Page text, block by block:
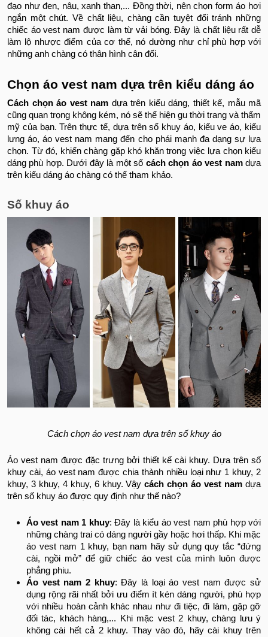
đạo như đen, nâu, xanh than,... Đồng thời, nên chọn form áo hơi
ngắn một chút. Về chất liệu, chàng cần tuyệt đối tránh những
chiếc áo vest nam được làm từ vải bóng. Đây là chất liệu rất dễ
làm lộ nhược điểm của cơ thể, nó dường như chỉ phù hợp với
những anh chàng có thân hình cân đối.
Chọn áo vest nam dựa trên kiểu dáng áo
Cách chọn áo vest nam dựa trên kiểu dáng, thiết kế, mẫu mã
cũng quan trọng không kém, nó sẽ thể hiện gu thời trang và thẩm
mỹ của bạn. Trên thực tế, dựa trên số khuy áo, kiểu ve áo, kiểu
lưng áo, áo vest nam mang đến cho phái mạnh đa dạng sự lựa
chọn. Từ đó, khiến chàng gặp khó khăn trong việc lựa chọn kiểu
dáng phù hợp. Dưới đây là một số cách chọn áo vest namdựa
trên kiểu dáng áo chàng có thể tham khảo.
Số khuy áo
Cách chọn áo vest nam dựa trên số khuy áo
Áo vest nam được đặc trưng bởi thiết kế cài khuy. Dựa trên số
khuy cài, áo vest nam được chia thành nhiều loại như 1 khuy, 2
khuy, 3 khuy, 4 khuy, 6 khuy. Vậycách chọn áo vest namdựa
trên số khuy áo được quy định như thế nào?
Áo vest nam 1 khuy: Đây là kiểu áo vest nam phù hợp với
những chàng trai có dáng người gầy hoặc hơi thấp. Khi mặc
áo vest nam 1 khuy, bạn nam hãy sử dụng quy tắc “đứng
cài, ngồi mở” để giữ chiếc áo vest của mình luôn được
phẳng phiu.
Áo vest nam 2 khuy: Đây là loại áo vest nam được sử
dụng rộng rãi nhất bởi ưu điểm ít kén dáng người, phù hợp
với nhiều hoàn cảnh khác nhau như đi tiệc, đi làm, gặp gỡ
đối tác, khách hàng,... Khi mặc vest 2 khuy, chàng lưu ý
không cài hết cả 2 khuy. Thay vào đó, hãy cài khuy trên